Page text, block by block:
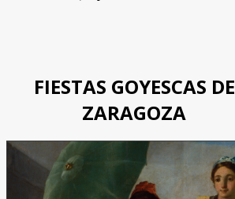
FIESTAS GOYESCAS DE
ZARAGOZA